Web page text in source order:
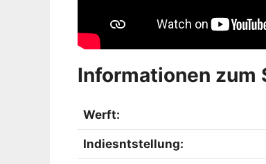
Informationen zum
Werft:
Indiesntstellung: